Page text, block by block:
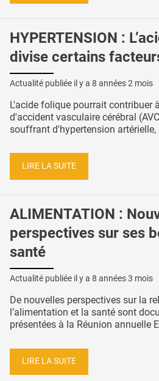
HYPERTENSION :
divise certains
Actualité publiée il y a 8 années 2 mois
L'acide folique pourrait contribuer
d'accident vasculaire cérébral
souffrant d'hypertension artérielle,
LIRE LA SUITE
ALIMENTATION :
perspectives sur ses
santé
Actualité publiée il y a 8 années 3 mois
De nouvelles perspectives sur la
l’alimentation et la santé sont
présentées à la Réunion annuelle
LIRE LA SUITE